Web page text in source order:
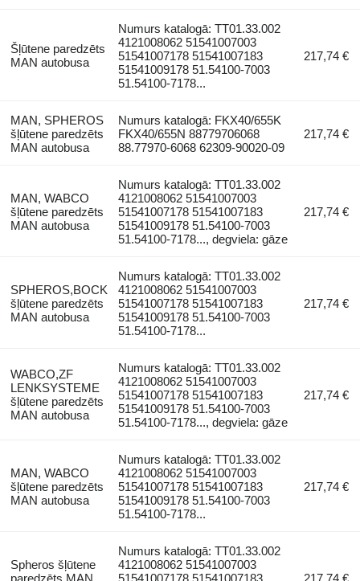
Šļūtene paredzēts
MAN autobusa
Numurs katalogā: TT01.33.002
4121008062 51541007003
51541007178 51541007183
51541009178 51.54100-7003
51.54100-7178...
217,74 €
MAN, SPHEROS
šļūtene paredzēts
MAN autobusa
Numurs katalogā: FKX40/655K
FKX40/655N 88779706068
88.77970-6068 62309-90020-09
217,74 €
MAN, WABCO
šļūtene paredzēts
MAN autobusa
Numurs katalogā: TT01.33.002
4121008062 51541007003
51541007178 51541007183
51541009178 51.54100-7003
51.54100-7178..., degviela: gāze
217,74 €
SPHEROS,BOCK
šļūtene paredzēts
MAN autobusa
Numurs katalogā: TT01.33.002
4121008062 51541007003
51541007178 51541007183
51541009178 51.54100-7003
51.54100-7178...
217,74 €
WABCO,ZF
LENKSYSTEME
šļūtene paredzēts
MAN autobusa
Numurs katalogā: TT01.33.002
4121008062 51541007003
51541007178 51541007183
51541009178 51.54100-7003
51.54100-7178..., degviela: gāze
217,74 €
MAN, WABCO
šļūtene paredzēts
MAN autobusa
Numurs katalogā: TT01.33.002
4121008062 51541007003
51541007178 51541007183
51541009178 51.54100-7003
51.54100-7178...
217,74 €
Spheros šļūtene
Numurs katalogā: TT01.33.002
4121008062 51541007003